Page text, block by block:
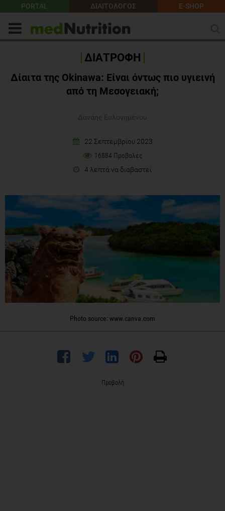
PORTAL ΔΙΑΙΤΟΛΟΓΟΣ E-SHOP
ΔΙΑΤΡΟΦΗ
Δίαιτα της Okinawa: Είναι όντως πιο υγιεινή
από τη Μεσογειακή;
Δανάης Ευλογημένου
22 Σεπτεμβρίου 2023
16884 Προβολές
4 λεπτά να διαβαστεί
Photo source: www.canva.com
Προβολή